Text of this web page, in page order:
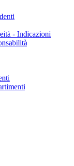
- Indicazioni